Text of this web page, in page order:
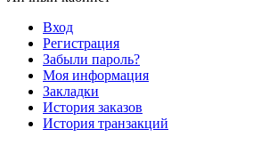
Вход
Регистрация
Забыли пароль?
Моя информация
Закладки
История заказов
История транзакций